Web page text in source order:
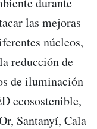
las mejoras
núcleos,
reducción de
de iluminación
ecosostenible,
Santanyí, Cala